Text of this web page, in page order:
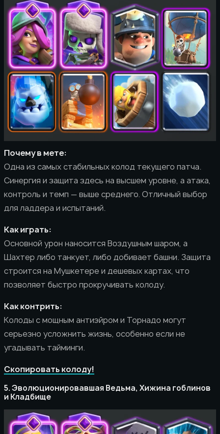
Почему в мете:
Одна из самых стабильных колод текущего патча.
Синергия и защита здесь на высшем уровне, а атака,
контроль и темп — выше среднего. Отличный выбор
для ладдера и испытаний.
Как играть:
Основной урон наносится Воздушным шаром, а
Шахтер либо танкует, либо добивает башни. Защита
строится на Мушкетере и дешевых картах, что
позволяет быстро прокручивать колоду.
Как контрить:
Колоды с мощным антиэйром и Торнадо могут
серьезно усложнить жизнь, особенно если не
угадывать тайминги.
Скопировать колоду!
5. Эволюционировавшая Ведьма, Хижина гоблинов
и Кладбище